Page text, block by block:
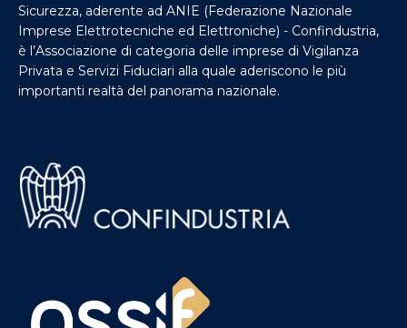
Sicurezza, aderente ad ANIE (Federazione Nazionale
Imprese Elettrotecniche ed Elettroniche) - Confindustria,
è l’Associazione di categoria delle imprese di Vigilanza
Privata e Servizi Fiduciari alla quale aderiscono le più
importanti realtà del panorama nazionale.